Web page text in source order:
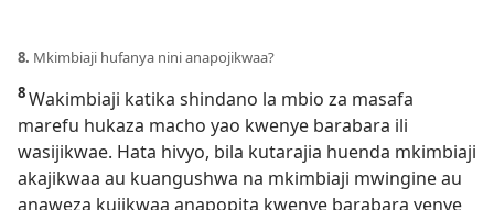
8. Mkimbiaji hufanya nini anapojikwaa?
8Wakimbiaji katika shindano la mbio za masafa
marefu hukaza macho yao kwenye barabara ili
wasijikwae. Hata hivyo, bila kutarajia huenda mkimbiaji
akajikwaa au kuangushwa na mkimbiaji mwingine au
anaweza kujikwaa anapopita kwenye barabara yenye